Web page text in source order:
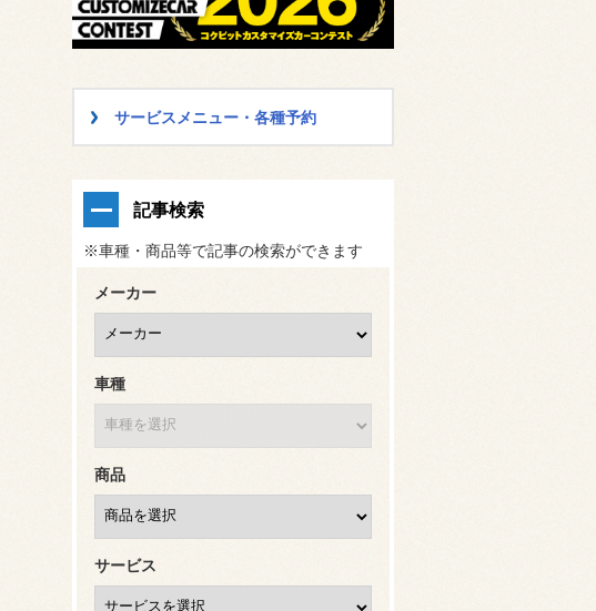
サービスメニュー・各種予約
記事検索
※車種・商品等で記事の検索ができます
メーカー
車種
商品
サービス